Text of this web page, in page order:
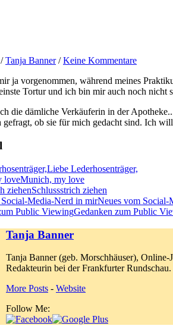
/Tanja Banner /Keine Kommentare
ja vorgenommen, während meines
Tortur und ich bin mir auch noch nicht
die dämliche Verkäuferin in der
gefragt, ob sie für mich gedacht sind. Ich
Liebe Lederhosenträger,
Munich, my love
Schlussstrich ziehen
Neues vom
Gedanken zum Public
Tanja Banner
Tanja Banner (geb. Morschhäuser),
Redakteurin bei der Frankfurter Rundschau.
More Posts - Website
Follow Me: